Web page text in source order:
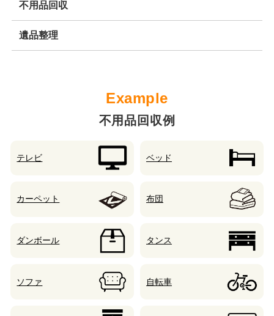
不用品回収
遺品整理
不用品回収例
テレビ ベッド
カーペット 布団
ダンボール タンス
ソファ 自転車